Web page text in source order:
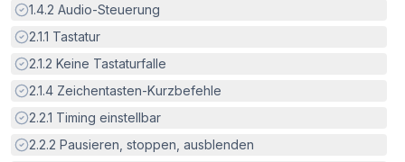
Erfüllt:
1.4.2 Audio-Steuerung
Erfüllt:
2.1.1 Tastatur
Erfüllt:
2.1.2 Keine Tastaturfalle
Erfüllt:
2.1.4 Zeichentasten-Kurzbefehle
Erfüllt:
2.2.1 Timing einstellbar
Erfüllt:
2.2.2 Pausieren, stoppen, ausblenden